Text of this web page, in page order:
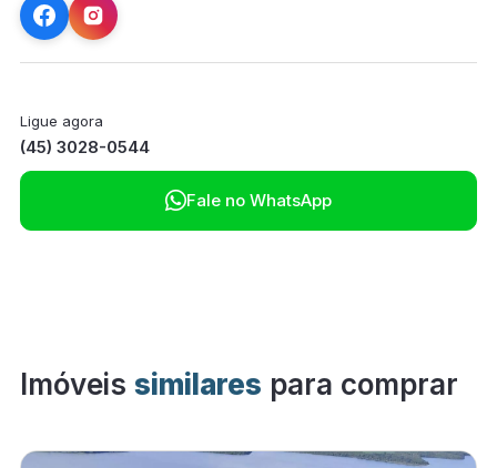
Ligue agora
(45) 3028-0544
Fale no WhatsApp
Imóveis similares para comprar